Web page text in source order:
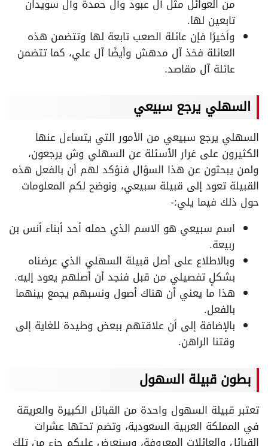
من العوائل مثل آل عبود وآل حمدة وآل سويدان
تابعين لها.
وأخيرًا فإن عائلة الصعب تابعة لها وتتضمن هذه
العائلة فخذ آل مدهش وأيضًا آل علي، كما تتضمن
عائلة آل مقاصد.
السهلي يرجع سبيعي
السهلي يرجع سبيعي من الأمور التي يتساءل عنها
الكثيرون على غرار الأسئلة عن السهلي وش يرجعون،
ولمن يبحثون عن هذا السؤال فنؤكد لهم أن بالفعل هذه
القبيلة تعود إلى قبيلة سبيعي، ونوضح لكم المعلومات
حول ذلك فيما يلي:-
اسم سبيعي هو الاسم الذي حمله أحد أبناء أنس بن
ربيعة.
وبالاطلاع على أصل قبيلة السهلي الذي عرضناه
بشكلٍ تفصيلي من قبل فنجد أن أصلهم يعود إليه.
هذا ما يعني أن هناك أصول ونسبهم يجمع بينهما
بالفعل.
بالإضافة إلى أن علاقتهم ببعض وطيدة للغاية إلى
وقتنا الراهن.
بطون قبيلة السهول
تعتبر قبيلة السهول واحدة من القبائل الكبيرة والعريقة
في المملكة العربية السعودية، وتضم تحتها عشرات